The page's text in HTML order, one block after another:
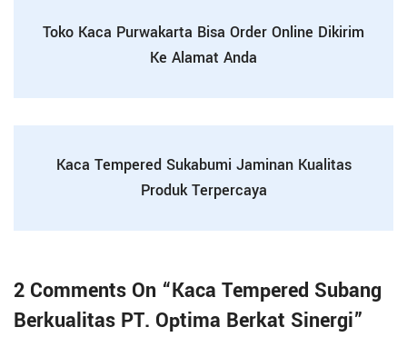
Toko Kaca Purwakarta Bisa Order Online Dikirim
Ke Alamat Anda
Kaca Tempered Sukabumi Jaminan Kualitas
Produk Terpercaya
2 Comments On “Kaca Tempered Subang
Berkualitas PT. Optima Berkat Sinergi”